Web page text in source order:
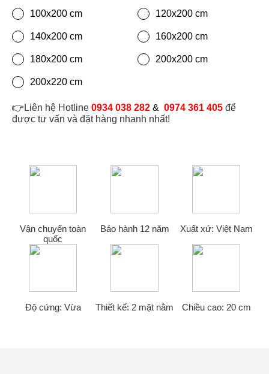
100x200 cm 120x200 cm
140x200 cm 160x200 cm
180x200 cm 200x200 cm
200x220 cm
👉 Liên hệ Hotline 0934 038 282 & 0974 361 405 để
được tư vấn và đặt hàng nhanh nhất!
Vận chuyển toàn
quốc
Bảo hành 12 năm Xuất xứ: Việt Nam
Độ cứng: Vừa Thiết kế: 2 mặt nằm Chiều cao: 20 cm